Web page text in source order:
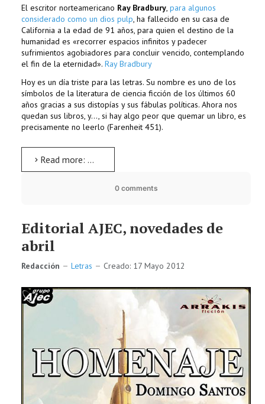
El escritor norteamericano Ray Bradbury, para algunos
considerado como un dios pulp, ha fallecido en su casa de
California a la edad de 91 años, para quien el destino de la
humanidad es «recorrer espacios infinitos y padecer
sufrimientos agobiadores para concluir vencido, contemplando
el fin de la eternidad». Ray Bradbury
Hoy es un día triste para las letras. Su nombre es uno de los
símbolos de la literatura de ciencia ficción de los últimos 60
años gracias a sus distopías y sus fábulas políticas. Ahora nos
quedan sus libros, y..., si hay algo peor que quemar un libro, es
precisamente no leerlo (Farenheit 451).
Read more: Ray Bradbury, descanse en paz
0 comments
Editorial AJEC, novedades de
abril
Redacción Letras Creado: 17 Mayo 2012